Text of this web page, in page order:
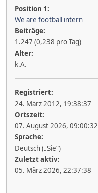
Position 1:
We are football intern
Beiträge:
1.247 (0,238 pro Tag)
Alter:
k.A.
Registriert:
24. März 2012, 19:38:37
Ortszeit:
07. August 2026, 09:00:32
Sprache:
Deutsch („Sie“)
Zuletzt aktiv:
05. März 2026, 22:37:38